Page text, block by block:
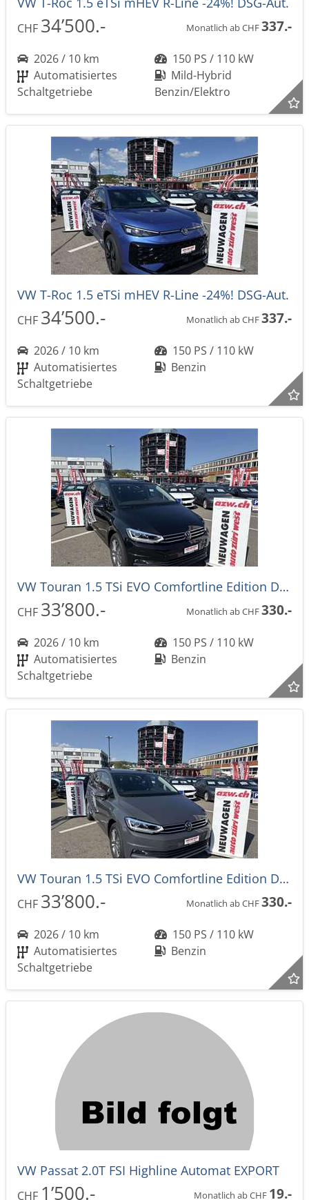
CHF 34’500.- Monatlich ab CHF337.-
2026 / 10 km
150 PS / 110 kW
Automatisiertes
Schaltgetriebe
Mild-Hybrid
Benzin/Elektro
VW T-Roc 1.5 eTSi mHEV R-Line -24%! DSG-Aut.
CHF 34’500.- Monatlich ab CHF337.-
2026 / 10 km
150 PS / 110 kW
Automatisiertes
Schaltgetriebe
Benzin
VW Touran 1.5 TSi EVO Comfortline Edition DSG-Automat 7-Plätzer -39%
CHF 33’800.- Monatlich ab CHF330.-
2026 / 10 km
150 PS / 110 kW
Automatisiertes
Schaltgetriebe
Benzin
VW Touran 1.5 TSi EVO Comfortline Edition DSG-Automat 7-Plätzer -39%
CHF 33’800.- Monatlich ab CHF330.-
2026 / 10 km
150 PS / 110 kW
Automatisiertes
Schaltgetriebe
Benzin
VW Passat 2.0T FSI Highline Automat EXPORT
CHF 1’500.- Monatlich ab CHF 19.-